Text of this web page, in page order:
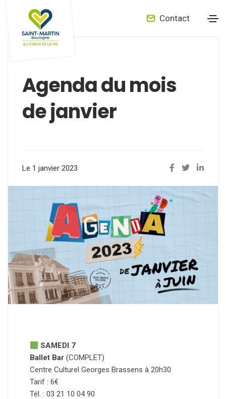
Contact
Agenda du mois
de janvier
Le 1 janvier 2023
SAMEDI 7
Ballet Bar (COMPLET)
Centre Culturel Georges Brassens à 20h30
Tarif : 6€
Tél. : 03 21 10 04 90